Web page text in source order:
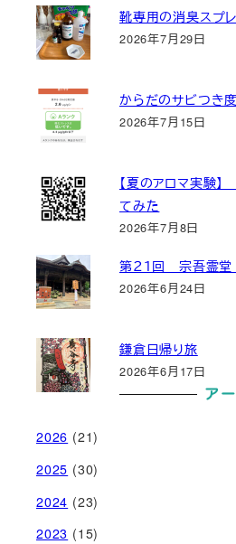
靴専用の消臭スプ
2026年7月29日
からだのサビつき度
2026年7月15日
【夏のアロマ実験】
てみた
2026年7月8日
第２１回 宗吾霊堂
2026年6月24日
鎌倉日帰り旅
2026年6月17日
ア
2026 (21)
2025 (30)
2024 (23)
2023 (15)